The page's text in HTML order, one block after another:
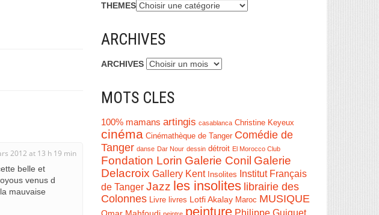
2012 at 13 h 19 min
belle et
venus d
mauvaise
THEMES
ARCHIVES
ARCHIVES
MOTS CLES
100% mamans artingis casablanca Christine Keyeux
cinéma Cinémathèque de Tanger Comédie de
Tanger danse Dar Nour dessin détroit El Morocco Club
Fondation Lorin Galerie Conil Galerie
Delacroix Gallery Kent Insolites
Institut Français
de Tanger Jazz les insolites librairie des
Colonnes Livre livres Lotfi Akalay Maroc MUSIQUE
peinture